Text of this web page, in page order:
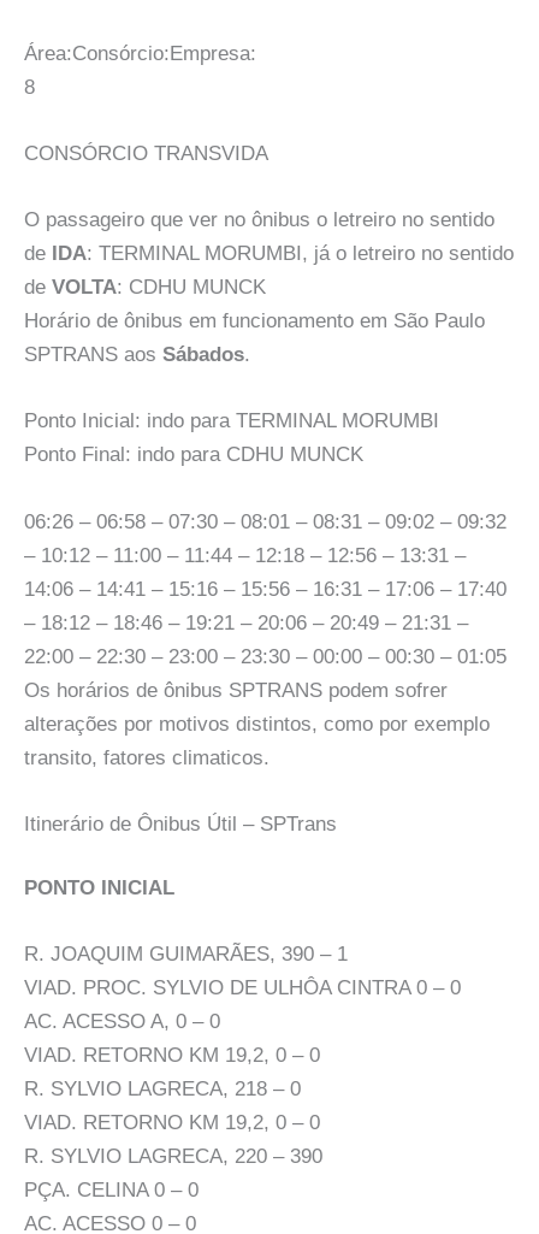
Área:Consórcio:Empresa:
8
CONSÓRCIO TRANSVIDA
O passageiro que ver no ônibus o letreiro no sentido
de
IDA: TERMINAL MORUMBI, já o letreiro no sentido
de VOLTA: CDHU MUNCK
Horário de ônibus em funcionamento em São Paulo
SPTRANS aos Sábados.
Ponto Inicial: indo para TERMINAL MORUMBI
Ponto Final: indo para CDHU MUNCK
06:26 – 06:58 – 07:30 – 08:01 – 08:31 – 09:02 – 09:32
– 10:12 – 11:00 – 11:44 – 12:18 – 12:56 – 13:31 –
14:06 – 14:41 – 15:16 – 15:56 – 16:31 – 17:06 – 17:40
– 18:12 – 18:46 – 19:21 – 20:06 – 20:49 – 21:31 –
22:00 – 22:30 – 23:00 – 23:30 – 00:00 – 00:30 – 01:05
Os horários de ônibus SPTRANS podem sofrer
alterações por motivos distintos, como por exemplo
transito, fatores climaticos.
Itinerário de Ônibus Útil – SPTrans
PONTO INICIAL
R. JOAQUIM GUIMARÃES, 390 – 1
VIAD. PROC. SYLVIO DE ULHÔA CINTRA 0 – 0
AC. ACESSO A, 0 – 0
VIAD. RETORNO KM 19,2, 0 – 0
R. SYLVIO LAGRECA, 218 – 0
VIAD. RETORNO KM 19,2, 0 – 0
R. SYLVIO LAGRECA, 220 – 390
PÇA. CELINA 0 – 0
AC. ACESSO 0 – 0